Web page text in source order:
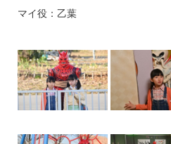
マイ役：乙葉